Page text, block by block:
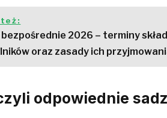
bezpośrednie 2026 – terminy
oraz zasady ich
odpowiednie